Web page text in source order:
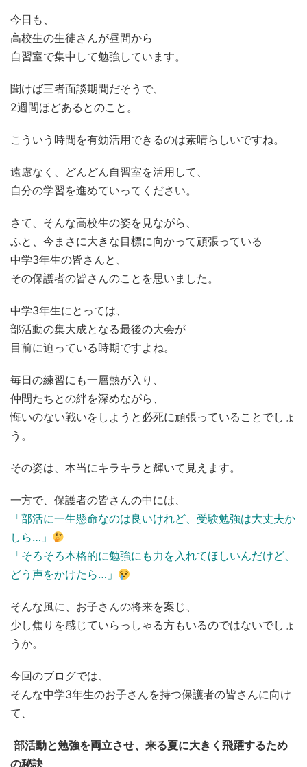
今日も、
高校生の生徒さんが昼間から
自習室で集中して勉強しています。
聞けば三者面談期間だそうで、
2週間ほどあるとのこと。
こういう時間を有効活用できるのは素晴らしいですね。
遠慮なく、どんどん自習室を活用して、
自分の学習を進めていってください。
さて、そんな高校生の姿を見ながら、
ふと、今まさに大きな目標に向かって頑張っている
中学3年生の皆さんと、
その保護者の皆さんのことを思いました。
中学3年生にとっては、
部活動の集大成となる最後の大会が
目前に迫っている時期ですよね。
毎日の練習にも一層熱が入り、
仲間たちとの絆を深めながら、
悔いのない戦いをしようと必死に頑張っていることでしょ
う。
その姿は、本当にキラキラと輝いて見えます。
一方で、保護者の皆さんの中には、
「部活に一生懸命なのは良いけれど、受験勉強は大丈夫か
しら…」
「そろそろ本格的に勉強にも力を入れてほしいんだけど、
どう声をかけたら…」
そんな風に、お子さんの将来を案じ、
少し焦りを感じていらっしゃる方もいるのではないでしょ
うか。
今回のブログでは、
そんな中学3年生のお子さんを持つ保護者の皆さんに向け
て、
部活動と勉強を両立させ、来る夏に大きく飛躍するため
の秘訣